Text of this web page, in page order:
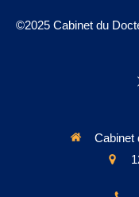
©2025 Cabinet du
Cabinet